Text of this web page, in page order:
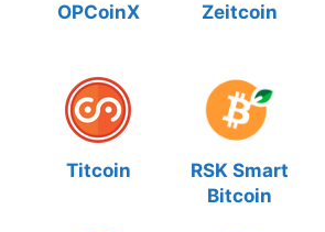
OPCoinX Zeitcoin
Titcoin
RSK Smart
Bitcoin